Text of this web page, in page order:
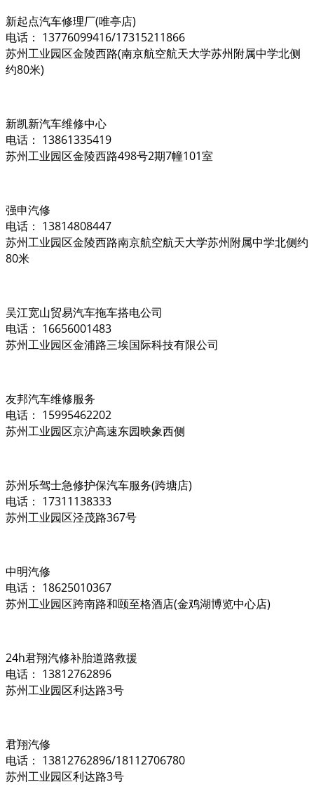
新起点汽车修理厂(唯亭店)
电话： 13776099416/17315211866
苏州工业园区金陵西路(南京航空航天大学苏州附属中学北侧
约80米)
新凯新汽车维修中心
电话： 13861335419
苏州工业园区金陵西路498号2期7幢101室
强申汽修
电话： 13814808447
苏州工业园区金陵西路南京航空航天大学苏州附属中学北侧约
80米
吴江宽山贸易汽车拖车搭电公司
电话： 16656001483
苏州工业园区金浦路三埃国际科技有限公司
友邦汽车维修服务
电话： 15995462202
苏州工业园区京沪高速东园映象西侧
苏州乐驾士急修护保汽车服务(跨塘店)
电话： 17311138333
苏州工业园区泾茂路367号
中明汽修
电话： 18625010367
苏州工业园区跨南路和颐至格酒店(金鸡湖博览中心店)
24h君翔汽修补胎道路救援
电话： 13812762896
苏州工业园区利达路3号
君翔汽修
电话： 13812762896/18112706780
苏州工业园区利达路3号